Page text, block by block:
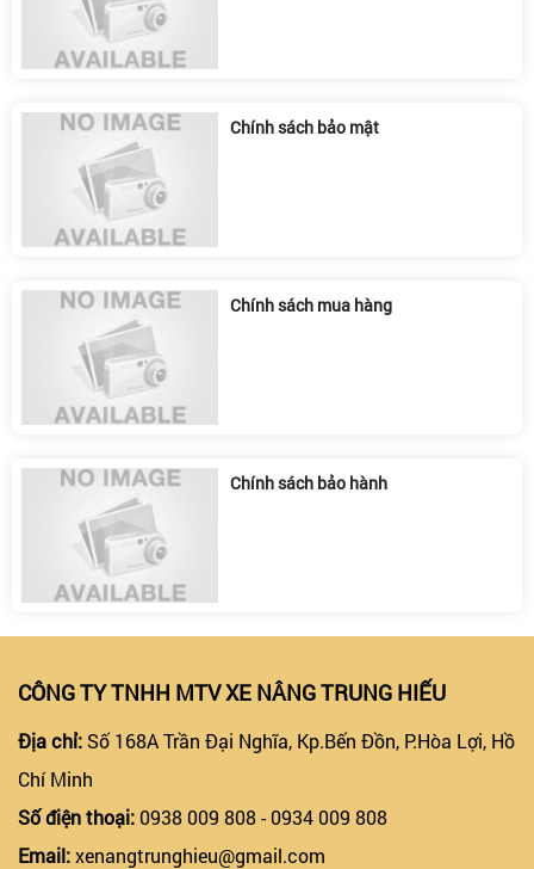
Chính sách bảo mật
Chính sách mua hàng
Chính sách bảo hành
CÔNG TY TNHH MTV XE NÂNG TRUNG HIẾU
Địa chỉ: Số 168A Trần Đại Nghĩa, Kp.Bến Đồn, P.Hòa Lợi, Hồ
Chí Minh
Số điện thoại:0938 009 808 - 0934 009 808
Email:xenangtrunghieu@gmail.com